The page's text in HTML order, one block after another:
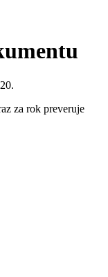
za rok preveruje